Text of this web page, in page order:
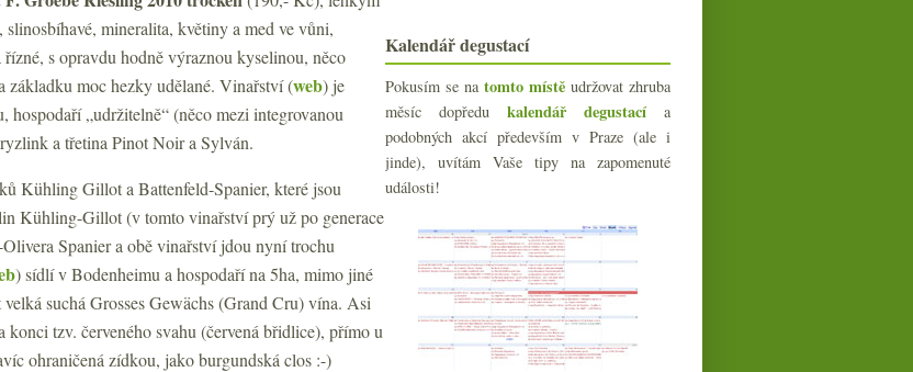
mineralita, květiny a med ve vůni,
s opravdu hodně výraznou kyselinou, něco
základku moc hezky udělané. Vinařství (web) je
„udržitelně“ (něco mezi integrovanou
a třetina Pinot Noir a Sylván.
Kühling Gillot a Battenfeld-Spanier, které jsou
Kühling-Gillot (v tomto vinařství prý už po generace
Spanier a obě vinařství jdou nyní trochu
)sídlí v Bodenheimu a hospodaří na 5ha, mimo jiné
suchá Grosses Gewächs (Grand Cru) vína. Asi
tzv. červeného svahu (červená břidlice), přímo u
ohraničená zídkou, jako burgundská clos :-)
Živé víno od Korábů z nové
degustační galerie
Pinot Noir z Čech a Moravy 2007 –
část I.
Výsledky ankety „Alkohol ve víně…“
Franz Strohmeier bílý, růžový,
žlutý, oranžový…
Tannat, Vavřinec a Cabernet &
Krátká fotozpráva z Burgundska
Zelený Sv. Patrik a první jarní
piknik
Reisten do budoucna s rudým
křížem?
Dva veltlíny nad přemýšlením o…
Kalendář degustací
Pokusím se na tomto místě udržovat zhruba
měsíc dopředu kalendář degustacía
podobných akcí především v Praze (ale i
jinde), uvítám Vaše tipy na zapomenuté
události!